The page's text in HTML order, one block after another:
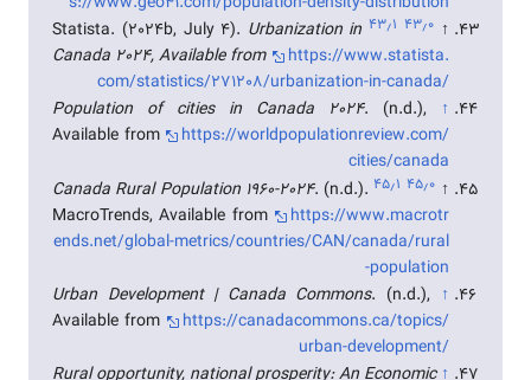
↑ ۴۳٫۰ ۴۳٫۱ Statista. (2024b, July 4). Urbanization in
Canada 2024, Available from
https://www.statista.
com/statistics/271208/urbanization-in-canada/
↑
Population of cities in Canada 2024. (n.d.),
Available from
https://worldpopulationreview.com/
cities/canada
↑ ۴۵٫۰ ۴۵٫۱ Canada Rural Population 1960-2024. (n.d.).
MacroTrends, Available from
https://www.macrotr
ends.net/global-metrics/countries/CAN/canada/rural
-population
↑
Urban Development | Canada Commons. (n.d.),
Available from
https://canadacommons.ca/topics/
urban-development/